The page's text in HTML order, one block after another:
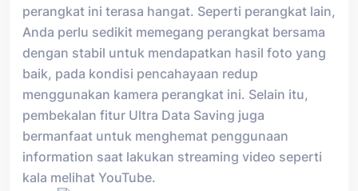
perangkat ini terasa hangat. Seperti perangkat lain,
Anda perlu sedikit memegang perangkat bersama
dengan stabil untuk mendapatkan hasil foto yang
baik, pada kondisi pencahayaan redup
menggunakan kamera perangkat ini. Selain itu,
pembekalan fitur Ultra Data Saving juga
bermanfaat untuk menghemat penggunaan
information saat lakukan streaming video seperti
kala melihat YouTube.